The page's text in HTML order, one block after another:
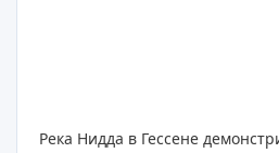
Река Нидда в Гессене